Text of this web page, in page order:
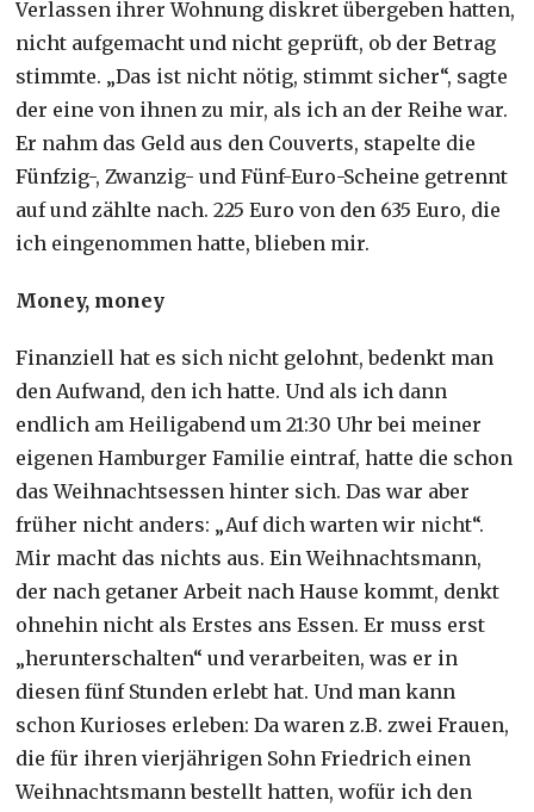
Verlassen ihrer Wohnung diskret übergeben hatten,
nicht aufgemacht und nicht geprüft, ob der Betrag
stimmte. „Das ist nicht nötig, stimmt sicher“, sagte
der eine von ihnen zu mir, als ich an der Reihe war.
Er nahm das Geld aus den Couverts, stapelte die
Fünfzig-, Zwanzig- und Fünf-Euro-Scheine getrennt
auf und zählte nach. 225 Euro von den 635 Euro, die
ich eingenommen hatte, blieben mir.
Money, money
Finanziell hat es sich nicht gelohnt, bedenkt man
den Aufwand, den ich hatte. Und als ich dann
endlich am Heiligabend um 21:30 Uhr bei meiner
eigenen Hamburger Familie eintraf, hatte die schon
das Weihnachtsessen hinter sich. Das war aber
früher nicht anders: „Auf dich warten wir nicht“.
Mir macht das nichts aus. Ein Weihnachtsmann,
der nach getaner Arbeit nach Hause kommt, denkt
ohnehin nicht als Erstes ans Essen. Er muss erst
„herunterschalten“ und verarbeiten, was er in
diesen fünf Stunden erlebt hat. Und man kann
schon Kurioses erleben: Da waren z.B. zwei Frauen,
die für ihren vierjährigen Sohn Friedrich einen
Weihnachtsmann bestellt hatten, wofür ich den